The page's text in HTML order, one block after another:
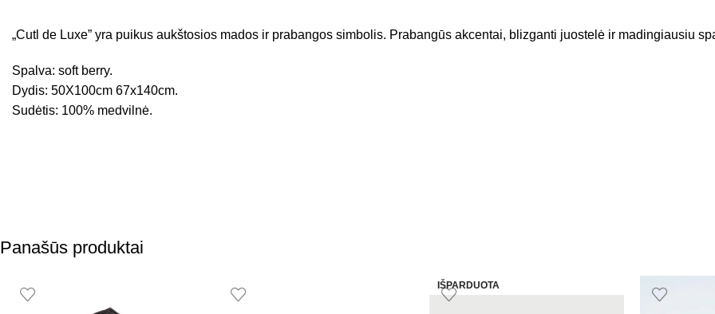
„Cutl de Luxe” yra puikus aukštosios mados ir prabangos simbolis. Prabangūs akcentai, blizganti juostelė ir madingiausiu
Spalva: soft berry.
Dydis: 50X100cm 67x140cm.
Sudėtis: 100% medvilnė.
Panašūs produktai
IŠPARDUOTA